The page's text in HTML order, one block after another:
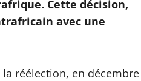
Cette décision,
avec une
réélection, en décembre